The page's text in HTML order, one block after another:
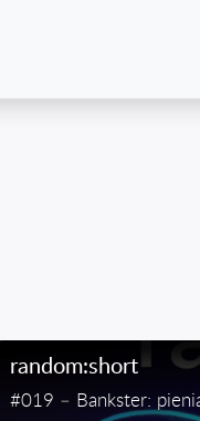
random:short
#019 – Bankster: